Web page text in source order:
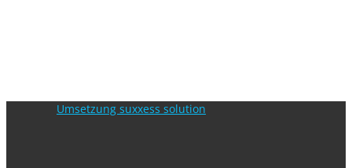
Umsetzung suxxess solution